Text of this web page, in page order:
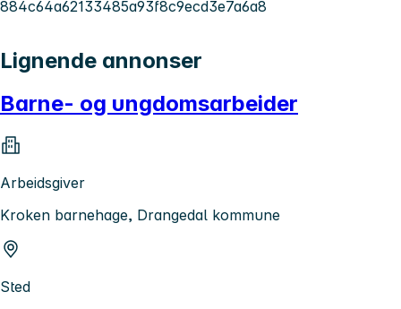
884c64a62133485a93f8c9ecd3e7a6a8
Lignende annonser
Barne- og ungdomsarbeider
Arbeidsgiver
Kroken barnehage, Drangedal kommune
Sted